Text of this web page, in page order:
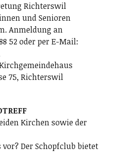
Richterswil
und Senioren
Anmeldung an
52 oder per E-Mail:
75, Richterswil
Kirchen sowie der
Der Schopfclub bietet